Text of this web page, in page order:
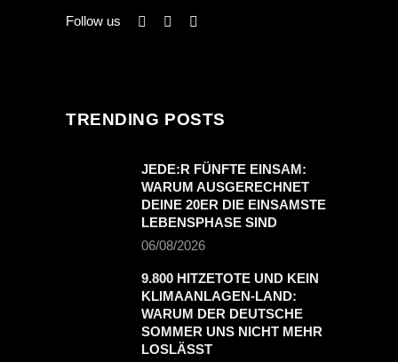
Follow us
TRENDING POSTS
JEDE:R FÜNFTE EINSAM:
WARUM AUSGERECHNET
DEINE 20ER DIE EINSAMSTE
LEBENSPHASE SIND
06/08/2026
9.800 HITZETOTE UND KEIN
KLIMAANLAGEN-LAND:
WARUM DER DEUTSCHE
SOMMER UNS NICHT MEHR
LOSLÄSST